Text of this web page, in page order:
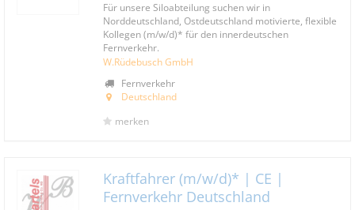
Für unsere Siloabteilung suchen wir in
Norddeutschland, Ostdeutschland motivierte, flexible
Kollegen (m/w/d)* für den innerdeutschen
Fernverkehr.
W.Rüdebusch GmbH
Fernverkehr
Deutschland
merken
Kraftfahrer (m/w/d)* | CE |
Fernverkehr Deutschland